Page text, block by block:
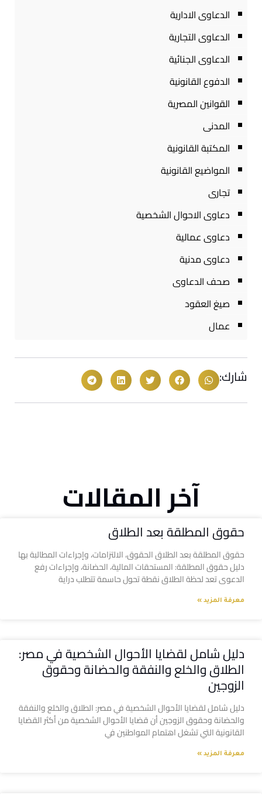
الدعاوى الادارية
الدعاوى التجارية
الدعاوى الجنائية
الدفوع القانونية
القوانين المصرية
المدنى
المكتبة القانونية
المواضيع القانونية
تجارى
دعاوى الاحوال الشخصية
دعاوى عمالية
دعاوى مدنية
صحف الدعاوى
صيغ العقود
عمال
شارك:
آخر المقالات
حقوق المطلقة بعد الطلاق
حقوق المطلقة بعد الطلاق الحقوق، الالتزامات، وإجراءات المطالبة بها
دليل حقوق المطلقة: المستحقات المالية، الحضانة، وإجراءات رفع
الدعوى تعد لحظة الطلاق نقطة تحول حاسمة تتطلب دراية
معرفة المزيد »
دليل شامل لقضايا الأحوال الشخصية في مصر:
الطلاق والخلع والنفقة والحضانة وحقوق
الزوجين
دليل شامل لقضايا الأحوال الشخصية في مصر: الطلاق والخلع والنفقة
والحضانة وحقوق الزوجين أن قضايا الأحوال الشخصية من أكثر القضايا
القانونية التي تشغل اهتمام المواطنين في
معرفة المزيد »